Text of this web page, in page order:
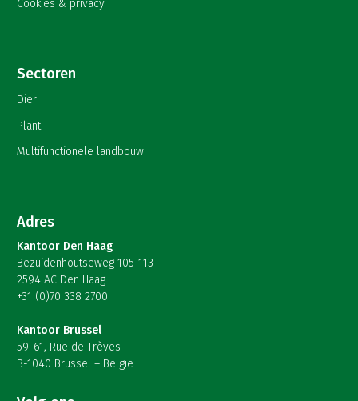
Cookies & privacy
Sectoren
Dier
Plant
Multifunctionele landbouw
Adres
Kantoor Den Haag
Bezuidenhoutseweg 105-113
2594 AC Den Haag
+31 (0)70 338 2700
Kantoor Brussel
59-61, Rue de Trèves
B-1040 Brussel – België